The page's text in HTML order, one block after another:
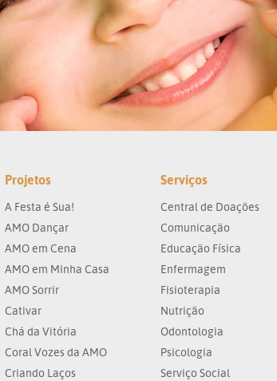
Projetos
A Festa é Sua!
AMO Dançar
AMO em Cena
AMO em Minha Casa
AMO Sorrir
Cativar
Chá da Vitória
Coral Vozes da AMO
Criando Laços
Serviços
Central de Doações
Comunicação
Educação Física
Enfermagem
Fisioterapia
Nutrição
Odontologia
Psicologia
Serviço Social